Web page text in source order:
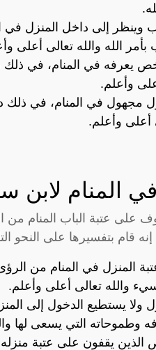
وينظر إلى داخل المنزل في
الله والله تعالى أعلى
يعرفه في المنام، في ذلك
وأعلم.
مجهول في المنام، في ذلك
وأعلم.
المنام لابن
على عتبة الباب المنام من
قام بتفسيرها على النحو
المنزل في المنام من
والله تعالى أعلى وأعلم.
ولا يستطيع الدخول إلى
وطموحاته التي يسعى لها
الذين يقفون على عتبة